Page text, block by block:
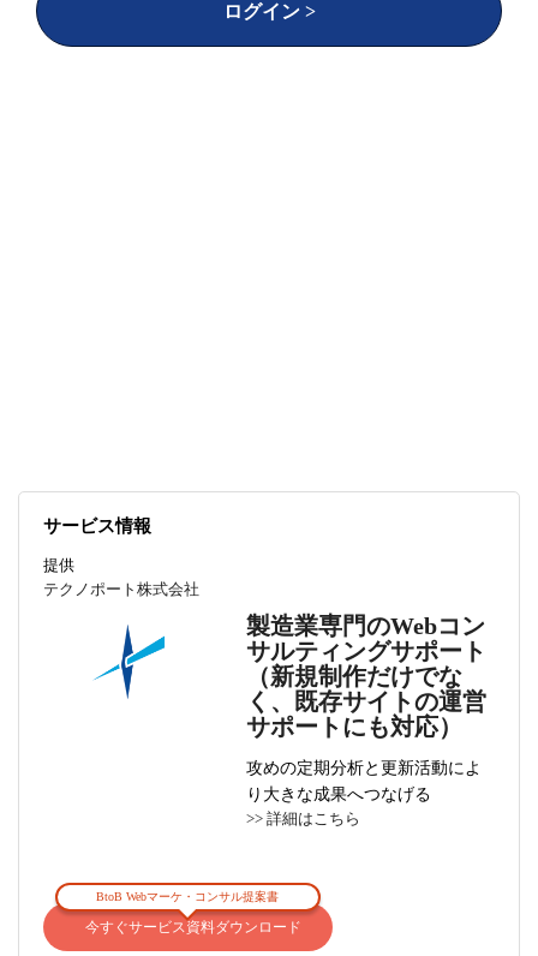
に 、自社の強みを打ち出すだけでなく、
グというニッチな市場自体の認知度を向上させる
ログイン >
サービス情報
提供
テクノポート株式会社
製造業専門のWebコン
サルティングサポート
（新規制作だけでな
く、既存サイトの運営
サポートにも対応）
攻めの定期分析と更新活動によ
り大きな成果へつなげる
>> 詳細はこちら
BtoB Webマーケ・コンサル提案書
今すぐサービス資料ダウンロード